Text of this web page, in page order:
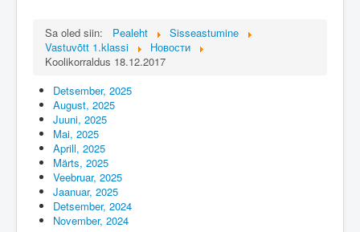
Sa oled siin: Pealeht
Sisseastumine
Vastuvõtt 1.klassi
Новости
Koolikorraldus 18.12.2017
Detsember, 2025
August, 2025
Juuni, 2025
Mai, 2025
Aprill, 2025
Märts, 2025
Veebruar, 2025
Jaanuar, 2025
Detsember, 2024
November, 2024